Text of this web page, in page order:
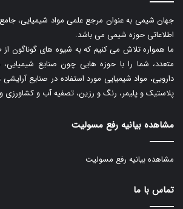
جهان شیمی به عنوان مرجع علمی مواد شیمیایی،
اطلاعاتی حوزه شیمی می باشد.
ما همواره تلاش می کنیم که به شیوه های گوناگون
متعدد، شما را با حوزه هایی چون صنایع
دارویی، مواد شیمیایی مورد استفاده در صنایع
پلاستیک و پلیمر، رنگ و رزین، تصفیه آب و کشاورزی و
مشاهده بیانیه رفع مسولیت
مشاهده بیانیه رفع مسولیت
تماس با ما